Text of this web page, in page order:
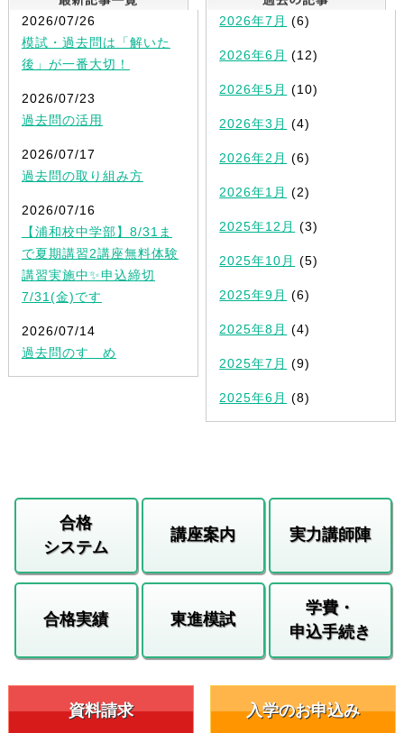
2026/07/26
模試・過去問は「解いた
後」が一番大切！
2026/07/23
過去問の活用
2026/07/17
過去問の取り組み方
2026/07/16
【浦和校中学部】8/31ま
で夏期講習2講座無料体験
講習実施中✨申込締切
7/31(金)です
2026/07/14
過去問のすゝめ
2026年7月 (6)
2026年6月 (12)
2026年5月 (10)
2026年3月 (4)
2026年2月 (6)
2026年1月 (2)
2025年12月 (3)
2025年10月 (5)
2025年9月 (6)
2025年8月 (4)
2025年7月 (9)
2025年6月 (8)
合格
システム
講座案内 実力講師陣
合格実績 東進模試
学費・
申込手続き
資料請求 入学のお申込み